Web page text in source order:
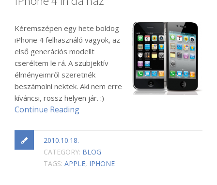
Kéremszépen egy hete boldog
iPhone 4 felhasználó vagyok, az
első generációs modellt
cseréltem le rá. A szubjektív
élményeimről szeretnék
beszámolni nektek. Aki nem erre
kíváncsi, rossz helyen jár. :)
Continue Reading
2010.10.18.
CATEGORY: BLOG
TAGS: APPLE, IPHONE